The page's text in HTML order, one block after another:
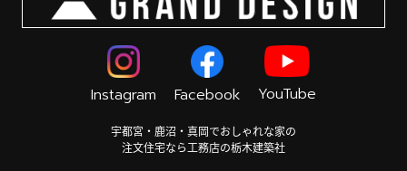
Instagram Facebook YouTube
宇都宮・鹿沼・真岡でおしゃれな家の
注文住宅なら工務店の栃木建築社